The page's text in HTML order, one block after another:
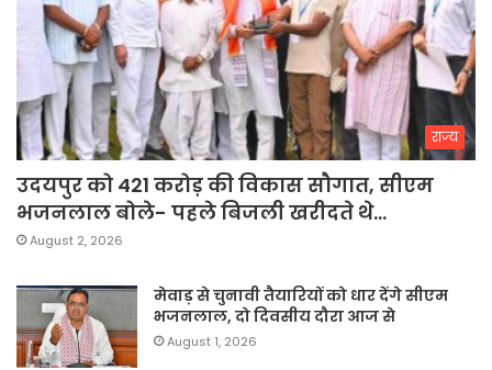
राज्य
उदयपुर को 421 करोड़ की विकास सौगात, सीएम
भजनलाल बोले- पहले बिजली खरीदते थे…
August 2, 2026
मेवाड़ से चुनावी तैयारियों को धार देंगे सीएम
भजनलाल, दो दिवसीय दौरा आज से
August 1, 2026